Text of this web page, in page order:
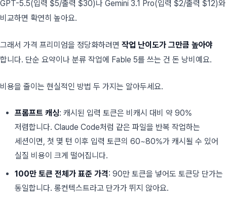
GPT-5.5(입력 $5/출력 $30)나 Gemini 3.1 Pro(입력 $2/출력 $12)와
비교하면 확연히 높아요.
그래서 가격 프리미엄을 정당화하려면 작업 난이도가 그만큼 높아야
합니다. 단순 요약이나 분류 작업에 Fable 5를 쓰는 건 돈 낭비예요.
비용을 줄이는 현실적인 방법 두 가지는 알아두세요.
프롬프트 캐싱: 캐시된 입력 토큰은 비캐시 대비 약 90%
저렴합니다. Claude Code처럼 같은 파일을 반복 작업하는
세션이면, 첫 몇 턴 이후 입력 토큰의 60~80%가 캐시될 수 있어
실질 비용이 크게 떨어집니다.
100만 토큰 전체가 표준 가격: 90만 토큰을 넣어도 토큰당 단가는
동일합니다. 롱컨텍스트라고 단가가 뛰지 않아요.